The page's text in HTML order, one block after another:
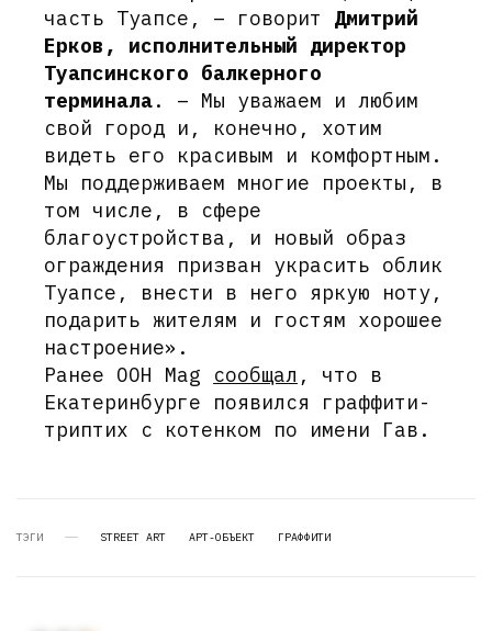
часть Туапсе, – говорит Дмитрий
Ерков, исполнительный директор
Туапсинского балкерного
терминала. – Мы уважаем и любим
свой город и, конечно, хотим
видеть его красивым и комфортным.
Мы поддерживаем многие проекты, в
том числе, в сфере
благоустройства, и новый образ
ограждения призван украсить облик
Туапсе, внести в него яркую ноту,
подарить жителям и гостям хорошее
настроение».
Ранее OOH Mag сообщал , что в
Екатеринбурге появился граффити-
триптих с котенком по имени Гав.
ТЭГИ STREET ART АРТ-ОБЪЕКТ ГРАФФИТИ